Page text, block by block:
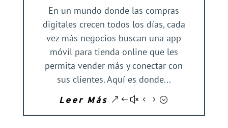
En un mundo donde las compras
digitales crecen todos los días, cada
vez más negocios buscan una app
móvil para tienda online que les
permita vender más y conectar con
sus clientes. Aquí es donde...
Leer Más